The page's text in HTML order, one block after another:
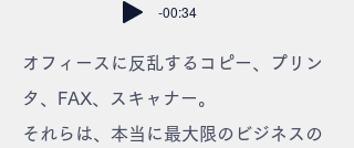
-00:34
オフィースに反乱するコピー、プリン
タ、FAX、スキャナー。
それらは、本当に最大限のビジネスの